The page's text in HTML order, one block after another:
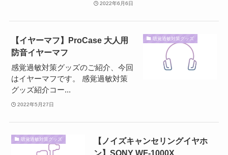
2022年6月6日
聴覚過敏対策グッズ
【イヤーマフ】ProCase 大人用
防音イヤーマフ
感覚過敏対策グッズのご紹介、今回
はイヤーマフです。 感覚過敏対策
グッズ紹介コー...
2022年5月27日
聴覚過敏対策グッズ
【ノイズキャンセリングイヤホ
ン】SONY WF-1000X